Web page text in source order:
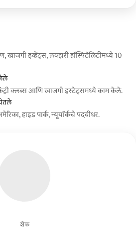
शेफ
खाजगी इव्हेंट्स, लक्झरी हॉस्पिटॅलिटीमध्ये 10
क्लब्स आणि खाजगी इस्टेट्समध्ये काम केले.
हाइड पार्क, न्यूयॉर्कचे पदवीधर.